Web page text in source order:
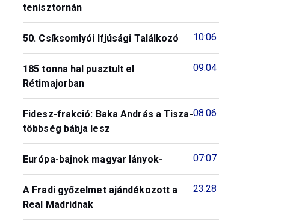
tenisztornán
10:06
50. Csíksomlyói Ifjúsági Találkozó
09:04
185 tonna hal pusztult el
Rétimajorban
08:06
Fidesz-frakció: Baka András a Tisza-
többség bábja lesz
07:07
Európa-bajnok magyar lányok-
23:28
A Fradi győzelmet ajándékozott a
Real Madridnak